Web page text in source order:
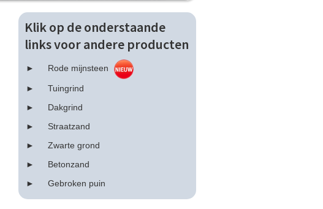
Klik op de onderstaande
links voor andere producten
Rode mijnsteen
Tuingrind
Dakgrind
Straatzand
Zwarte grond
Betonzand
Gebroken puin